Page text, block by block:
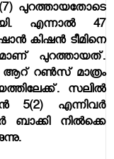
പുറത്തായതോടെ
എന്നാല്‍ 47
കിഷന്‍ ടീമിനെ
പുറത്തായത്.
ആറ് റണ്‍സ് മാത്രം
സലില്‍
5(2) എന്നിവര്‍
ബാക്കി നില്‍ക്കെ